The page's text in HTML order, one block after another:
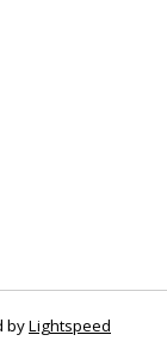
byLightspeed